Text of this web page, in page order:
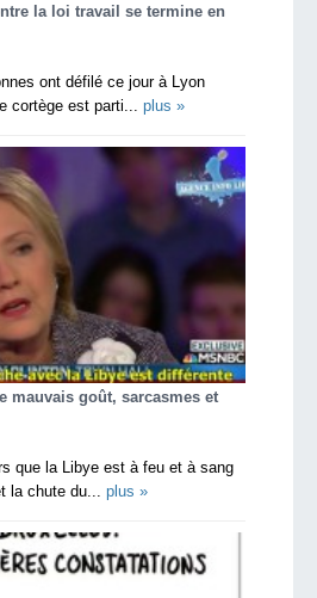
la loi travail se termine en
ont défilé ce jour à Lyon
cortège est parti... plus »
mauvais goût, sarcasmes et
que la Libye est à feu et à sang
la chute du... plus »